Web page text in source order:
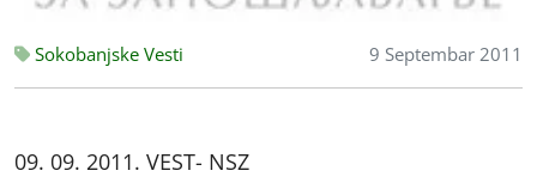
Sokobanjske Vesti 9 Septembar 2011
09. 09. 2011. VEST- NSZ